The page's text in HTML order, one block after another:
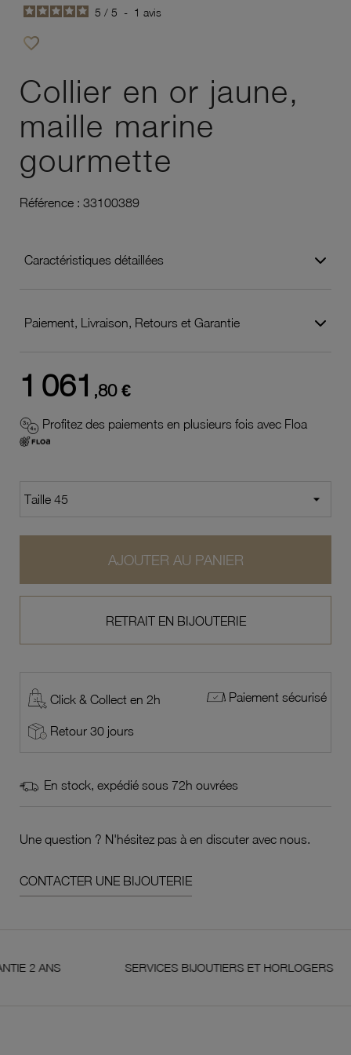
5 / 5 - 1 avis
favorite_border
Collier en or jaune,
maille marine
gourmette
Référence : 33100389
Caractéristiques détaillées
Paiement, Livraison, Retours et Garantie
1 061 ,80 €
Profitez des paiements en plusieurs fois avec Floa
AJOUTER AU PANIER
RETRAIT EN BIJOUTERIE
Click & Collect en 2h Paiement sécurisé
Retour 30 jours
En stock, expédié sous 72h ouvrées
Une question ? N'hésitez pas à en discuter avec nous.
CONTACTER UNE BIJOUTERIE
SERVICES BIJOUTIERS ET HORLOGERS